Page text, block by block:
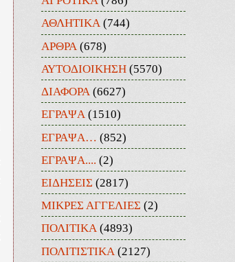
ΑΘΛΗΤΙΚΑ (744)
ΑΡΘΡΑ (678)
ΑΥΤΟΔΙΟΙΚΗΣΗ (5570)
ΔΙΑΦΟΡΑ (6627)
ΕΓΡΑΨΑ (1510)
ΕΓΡΑΨΑ… (852)
ΕΓΡΑΨΑ.... (2)
ΕΙΔΗΣΕΙΣ (2817)
ΜΙΚΡΕΣ ΑΓΓΕΛΙΕΣ (2)
ΠΟΛΙΤΙΚΑ (4893)
ΠΟΛΙΤΙΣΤΙΚΑ (2127)